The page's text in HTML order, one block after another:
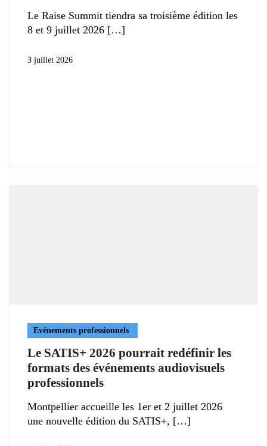
Le Raise Summit tiendra sa troisième édition les
8 et 9 juillet 2026
3 juillet 2026
Evénements professionnels
Le SATIS+ 2026 pourrait redéfinir les
formats des événements audiovisuels
professionnels
Montpellier accueille les 1er et 2 juillet 2026
une nouvelle édition du SATIS+,